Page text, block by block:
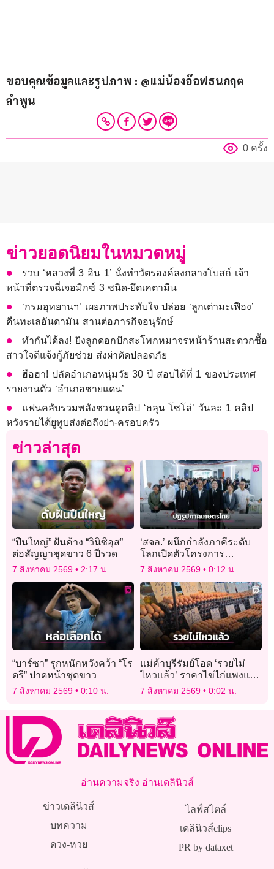
ขอบคุณข้อมูลและรูปภาพ : @แม่น้องอ๊อฟธนกฤต
ลำพูน
0 ครั้ง
ข่าวยอดนิยมในหมวดหมู่
รวบ ‘หลวงพี่ 3 อิน 1’ นั่งทำวัตรองค์ลงกลางโบสถ์ เจ้า
หน้าที่ตรวจฉี่เจอมิกซ์ 3 ชนิด-ยึดเคตามีน
‘กรมอุทยานฯ’ เผยภาพประทับใจ ปล่อย ‘ลูกเต่ามะเฟือง’
คืนทะเลอันดามัน สานต่อภารกิจอนุรักษ์
ทำกันได้ลง! ยิงลูกดอกปักสะโพกหมาจรหน้าร้านสะดวกซื้อ
สาวใจดีแจ้งกู้ภัยช่วย ส่งผ่าตัดปลอดภัย
ฮือฮา! ปลัดอำเภอหนุ่มวัย 30 ปี สอบได้ที่ 1 ของประเทศ
รายงานตัว ‘อำเภอชายแดน’
แฟนคลับรวมพลังชวนดูคลิป ‘ฮลุน โซโล่’ วันละ 1 คลิป
หวังรายได้ยูทูบส่งต่อถึงย่า-ครอบครัว
ข่าวล่าสุด
“ปืนใหญ่” ฝันค้าง “วินิซิอุส”
ต่อสัญญาชุดขาว 6 ปีรวด
7 สิงหาคม 2569 2:17 น.
‘สจล.’ ผนึกกำลังภาคีระดับ
โลกเปิดตัวโครงการ
“Farming Future, Together”
7 สิงหาคม 2569 0:12 น.
“บาร์ซา” รุกหนักหวังคว้า “โร
ดรี” ปาดหน้าชุดขาว
7 สิงหาคม 2569 0:10 น.
แม่ค้าบุรีรัมย์โอด ‘รวยไม่
ไหวแล้ว’ ราคาไข่ไก่แพงแตะ
ฟองละ 4 บาท
7 สิงหาคม 2569 0:02 น.
อ่านความจริง อ่านเดลินิวส์
ข่าวเดลินิวส์
บทความ
ดวง-หวย
ไลฟ์สไตล์
เดลินิวส์clips
PR by dataxet